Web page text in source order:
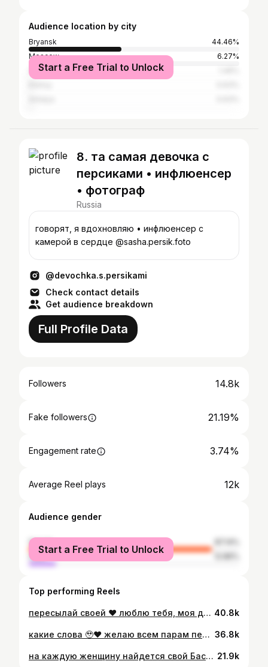
Audience location by city
Bryansk
44.46%
Moscow
6.27%
Saint Petersburg
Start a Free Trial to Unlock
8. та самая девочка с
персиками • инфлюенсер
• фотограф
Russia
говорят, я вдохновляю • инфлюенсер с
камерой в сердце @sasha.persik.foto
@devochka.s.persikami
Check contact details
Get audience breakdown
Full Profile Data
Followers 14.8k
Fake followers 21.19%
Engagement rate 3.74%
Average Reel plays 12k
Audience gender
female
male
Start a Free Trial to Unlock
Top performing Reels
пересылай своей ♥️ люблю тебя, моя дорогая, спасибо за самые тёплые, счастливые детские воспоминания и за те моменты, которые мы можем сейчас проживать вместе🫂 красивейшая локация @vdvoem.space ♥️ 40.8k
какие слова 🥹♥️ желаю всем парам пережить временные сложности и любить друг друга еще сильнее 🙏🏽 36.8k
на каждую женщину найдется свой Баста ♥️ прекрасное место @rent032 🏠 костюм @yos.by 21.9k